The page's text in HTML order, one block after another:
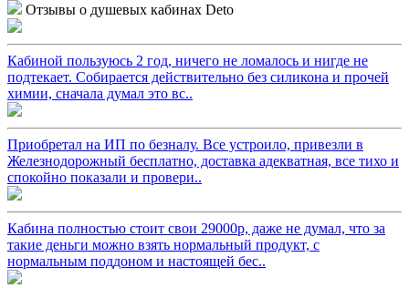
Отзывы о душевых кабинах Deto
Кабиной пользуюсь 2 год, ничего не ломалось и нигде не
подтекает. Собирается действительно без силикона и прочей
химии, сначала думал это вс..
Приобретал на ИП по безналу. Все устроило, привезли в
Железнодорожный бесплатно, доставка адекватная, все тихо и
спокойно показали и провери..
Кабина полностью стоит свои 29000р, даже не думал, что за
такие деньги можно взять нормальный продукт, с
нормальным поддоном и настоящей бес..